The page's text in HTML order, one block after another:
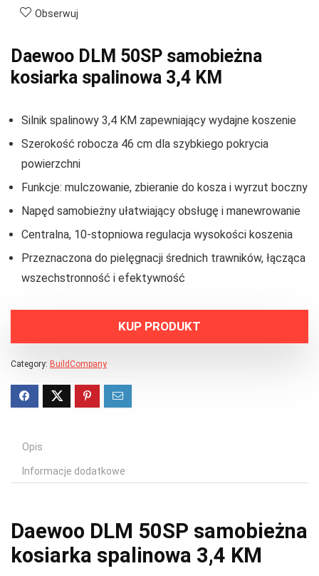
Obserwuj
Daewoo DLM 50SP samobieżna
kosiarka spalinowa 3,4 KM
Silnik spalinowy 3,4 KM zapewniający wydajne koszenie
Szerokość robocza 46 cm dla szybkiego pokrycia
powierzchni
Funkcje: mulczowanie, zbieranie do kosza i wyrzut boczny
Napęd samobieżny ułatwiający obsługę i manewrowanie
Centralna, 10-stopniowa regulacja wysokości koszenia
Przeznaczona do pielęgnacji średnich trawników, łącząca
wszechstronność i efektywność
KUP PRODUKT
Category: BuildCompany
Opis
Informacje dodatkowe
Daewoo DLM 50SP samobieżna
kosiarka spalinowa 3,4 KM